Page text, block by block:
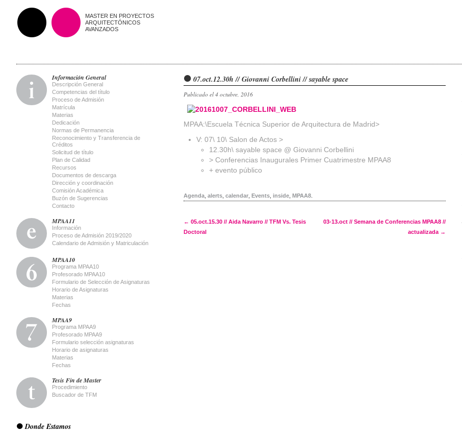
MASTER EN PROYECTOS
ARQUITECTÓNICOS
AVANZADOS
Información General
Descripción General
Competencias del título
Proceso de Admisión
Matrícula
Materias
Dedicación
Normas de Permanencia
Reconocimiento y Transferencia de
Créditos
Solicitud de título
Plan de Calidad
Recursos
Documentos de descarga
Dirección y coordinación
Comisión Académica
Buzón de Sugerencias
Contacto
MPAA11
Información
Proceso de Admisión 2019/2020
Calendario de Admisión y Matriculación
MPAA10
Programa MPAA10
Profesorado MPAA10
Formulario de Selección de Asignaturas
Horario de Asignaturas
Materias
Fechas
MPAA9
Programa MPAA9
Profesorado MPAA9
Formulario selección asignaturas
Horario de asignaturas
Materias
Fechas
Tesis Fin de Master
Procedimiento
Buscador de TFM
Donde Estamos
07.oct.12.30h // Giovanni Corbellini // sayable space
Publicado el 4 octubre, 2016
MPAA:\Escuela Técnica Superior de Arquitectura de Madrid>
V: 07\ 10\ Salon de Actos >
12.30h\ sayable space @ Giovanni Corbellini
> Conferencias Inaugurales Primer Cuatrimestre MPAA8
+ evento público
Agenda ,alerts ,calendar ,Events ,inside ,MPAA8
Post navigation
← 05.oct.15.30 // Aida Navarro // TFM Vs. Tesis
Doctoral
03-13.oct // Semana de Conferencias MPAA8 //
actualizada →